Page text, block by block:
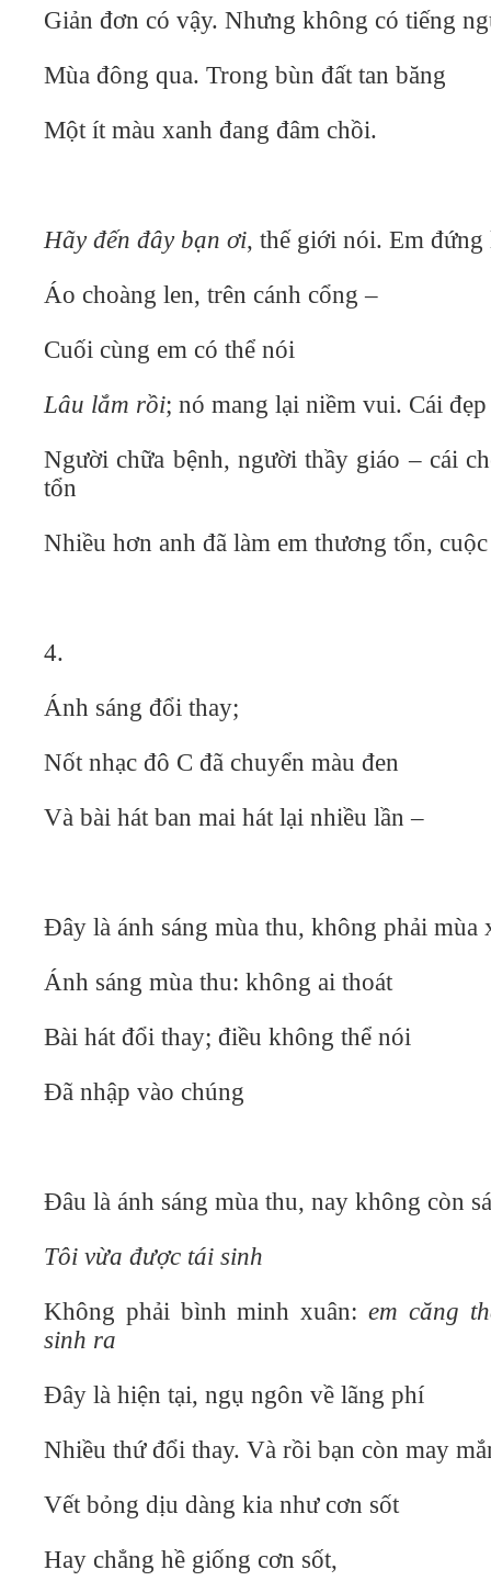
Giản đơn có vậy. Nhưng không có tiếng
Mùa đông qua. Trong bùn đất tan băng
Một ít màu xanh đang đâm chồi.
Hãy đến đây bạn ơi, thế giới nói. Em đứng
Áo choàng len, trên cánh cổng –
Cuối cùng em có thể nói
Lâu lắm rồi; nó mang lại niềm vui. Cái đẹp
Người chữa bệnh, người thầy giáo – cái
tổn
Nhiều hơn anh đã làm em thương tổn,
4.
Ánh sáng đổi thay;
Nốt nhạc đô C đã chuyển màu đen
Và bài hát ban mai hát lại nhiều lần –
Đây là ánh sáng mùa thu, không phải mùa
Ánh sáng mùa thu: không ai thoát
Bài hát đổi thay; điều không thể nói
Đã nhập vào chúng
Đâu là ánh sáng mùa thu, nay không còn
Tôi vừa được tái sinh
Không phải bình minh xuân:em căng
sinh ra
Đây là hiện tại, ngụ ngôn về lãng phí
Nhiều thứ đổi thay. Và rồi bạn còn may
Vết bỏng dịu dàng kia như cơn sốt
Hay chẳng hề giống cơn sốt,